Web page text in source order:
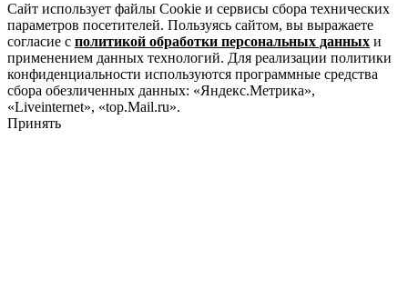
Сайт использует файлы Cookie и сервисы сбора технических
параметров посетителей. Пользуясь сайтом, вы выражаете
согласие с политикой обработки персональных данных и
применением данных технологий. Для реализации политики
конфиденциальности используются программные средства
сбора обезличенных данных: «Яндекс.Метрика»,
«Liveinternet», «top.Mail.ru».
Принять